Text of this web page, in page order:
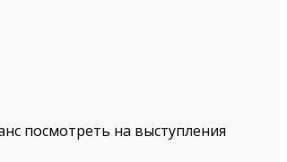
посмотреть на выступления